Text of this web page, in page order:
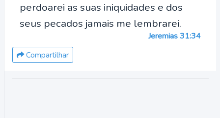
perdoarei as suas iniquidades e dos
seus pecados jamais me lembrarei.
Jeremias 31:34
Compartilhar